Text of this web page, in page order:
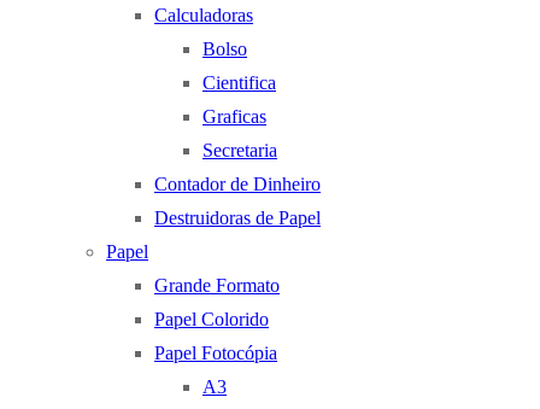
Calculadoras
Bolso
Cientifica
Graficas
Secretaria
Contador de Dinheiro
Destruidoras de Papel
Papel
Grande Formato
Papel Colorido
Papel Fotocópia
A3